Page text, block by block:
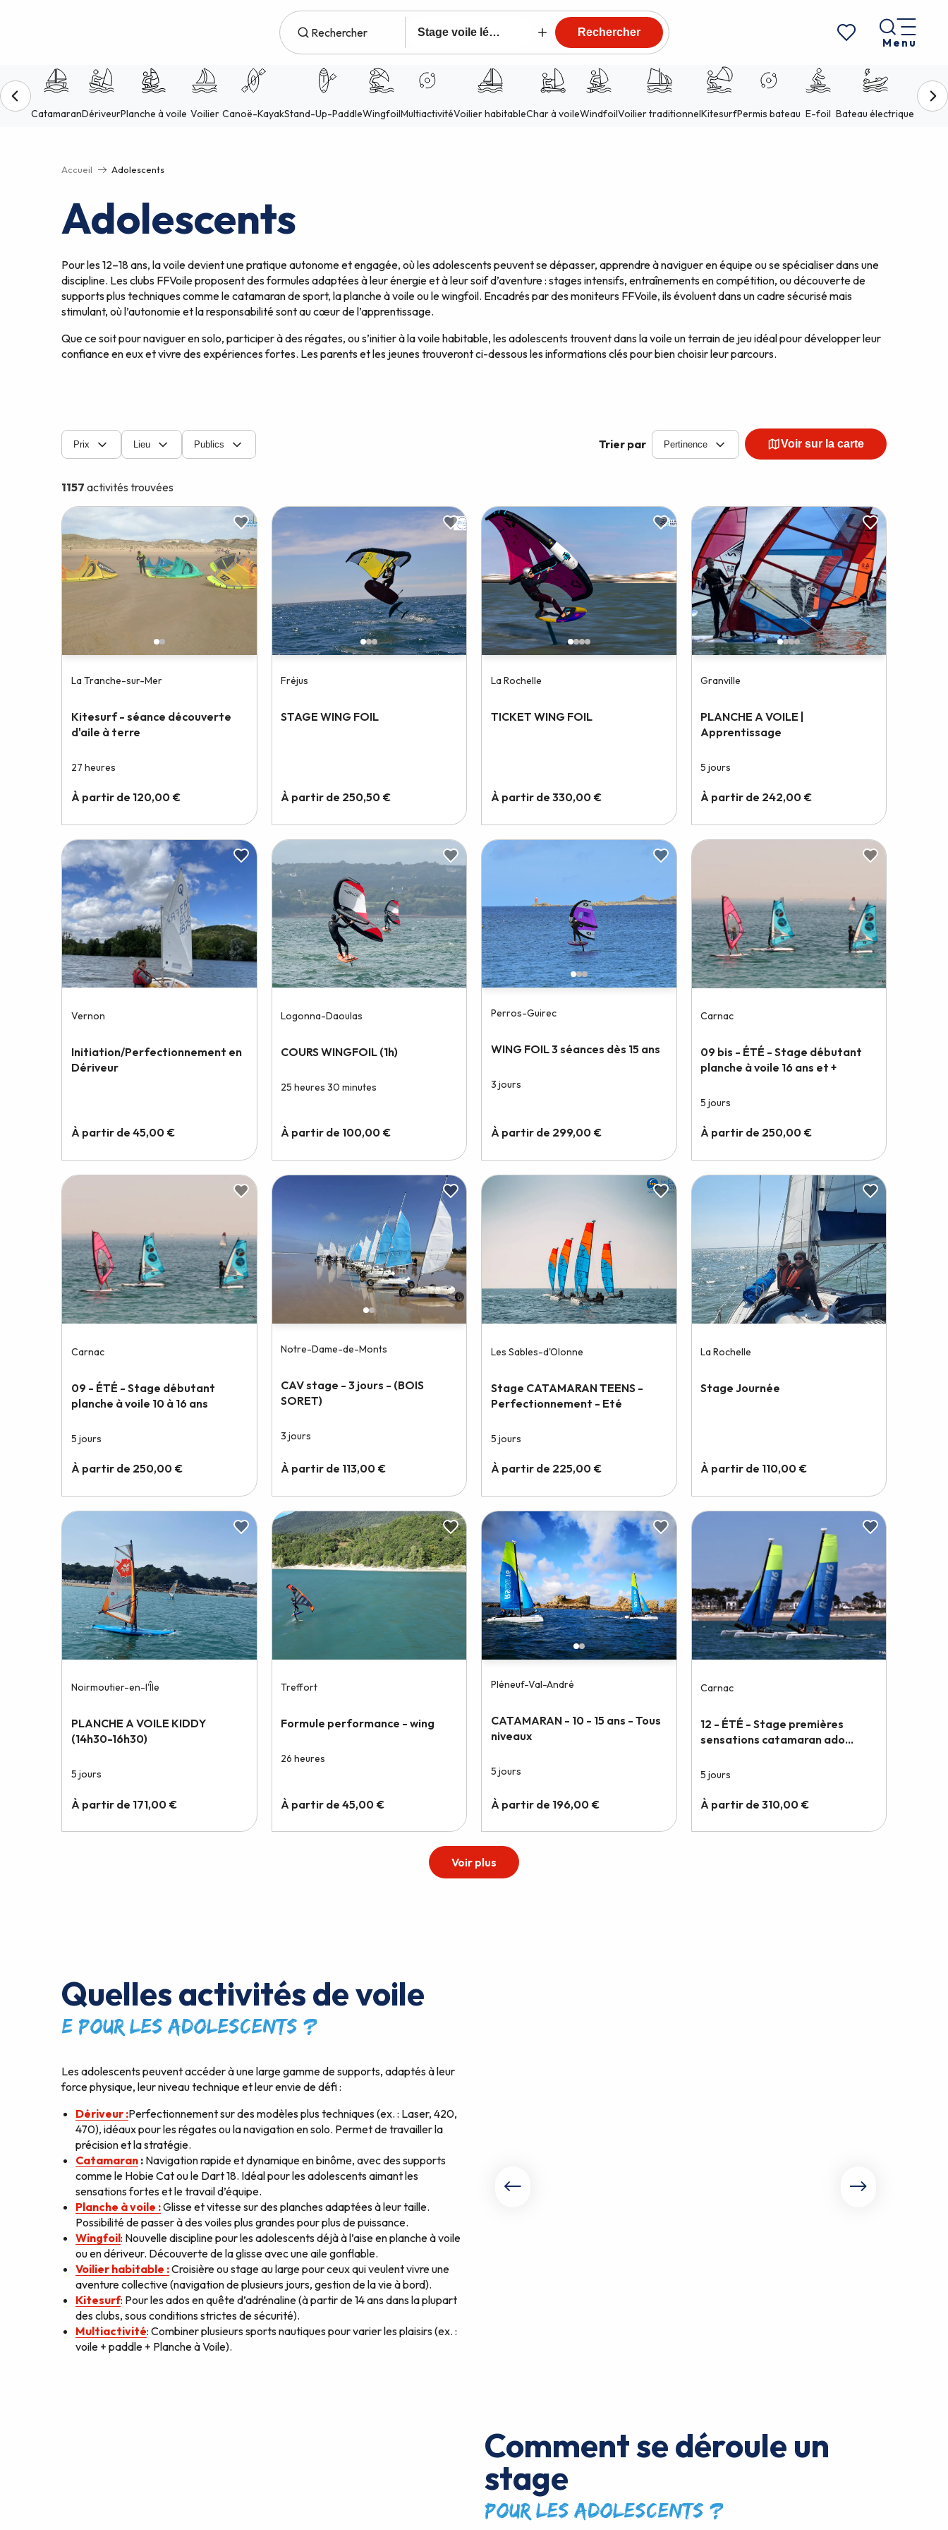
Menu
Accueil Adolescents
Adolescents
Pour les 12–18 ans, la voile devient une pratique autonome et engagée, où les adolescents peuvent se dépasser, apprendre à naviguer en équipe ou se spécialiser dans une
discipline. Les clubs FFVoile proposent des formules adaptées à leur énergie et à leur soif d’aventure : stages intensifs, entraînements en compétition, ou découverte de
supports plus techniques comme le catamaran de sport, la planche à voile ou le wingfoil. Encadrés par des moniteurs FFVoile, ils évoluent dans un cadre sécurisé mais
stimulant, où l’autonomie et la responsabilité sont au cœur de l’apprentissage.
Que ce soit pour naviguer en solo, participer à des régates, ou s’initier à la voile habitable, les adolescents trouvent dans la voile un terrain de jeu idéal pour développer leur
confiance en eux et vivre des expériences fortes. Les parents et les jeunes trouveront ci-dessous les informations clés pour bien choisir leur parcours.
Quelles activités de voile
e pour les adolescents ?
Les adolescents peuvent accéder à une large gamme de supports, adaptés à leur
force physique, leur niveau technique et leur envie de défi :
Dériveur :Perfectionnement sur des modèles plus techniques (ex. : Laser, 420,
470), idéaux pour les régates ou la navigation en solo. Permet de travailler la
précision et la stratégie.
Catamaran : Navigation rapide et dynamique en binôme, avec des supports
comme le Hobie Cat ou le Dart 18. Idéal pour les adolescents aimant les
sensations fortes et le travail d’équipe.
Planche à voile :Glisse et vitesse sur des planches adaptées à leur taille.
Possibilité de passer à des voiles plus grandes pour plus de puissance.
Wingfoil: Nouvelle discipline pour les adolescents déjà à l’aise en planche à voile
ou en dériveur. Découverte de la glisse avec une aile gonflable.
Voilier habitable :Croisière ou stage au large pour ceux qui veulent vivre une
aventure collective (navigation de plusieurs jours, gestion de la vie à bord).
Kitesurf: Pour les ados en quête d’adrénaline (à partir de 14 ans dans la plupart
des clubs, sous conditions strictes de sécurité).
Multiactivité: Combiner plusieurs sports nautiques pour varier les plaisirs (ex. :
voile + paddle + Planche à Voile).
Comment se déroule un
stage
pour les adolescents ?